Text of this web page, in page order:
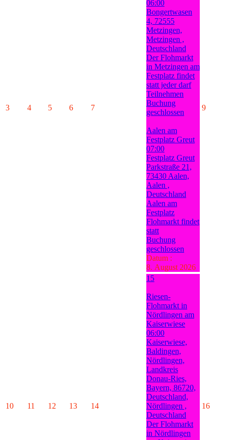
3 4 5 6 7
06:00
Bongertwasen
4, 72555
Metzingen,
Metzingen ,
Deutschland
Der Flohmarkt
in Metzingen am
Festplatz findet
statt jeder darf
Teilnehmen
Buchung
geschlossen
Aalen am
Festplatz Greut
07:00
Festplatz Greut
Parkstraße 21,
73430 Aalen,
Aalen ,
Deutschland
Aalen am
Festplatz
Flohmarkt findet
statt
Buchung
geschlossen
Datum :
8. August 2026
9
10 11 12 13 14
15
Riesen-
Flohmarkt in
Nördlingen am
Kaiserwiese
06:00
Kaiserwiese,
Baldingen,
Nördlingen,
Landkreis
Donau-Ries,
Bayern, 86720,
Deutschland,
Nördlingen ,
Deutschland
Der Flohmarkt
in Nördlingen
16